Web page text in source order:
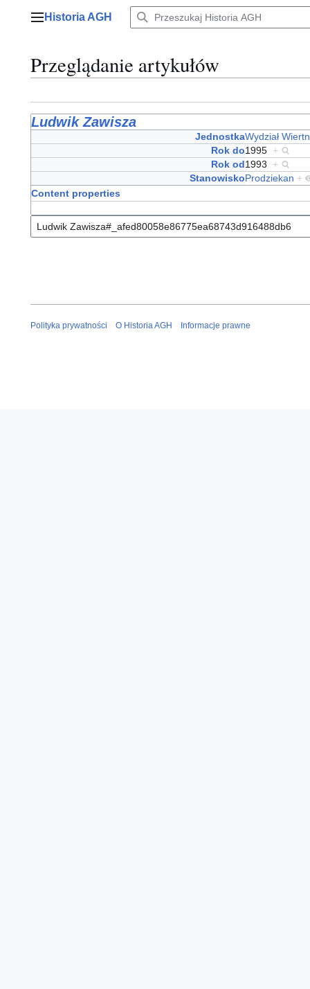
Menu główne
Historia AGH
Przeglądanie artykułów
Ludwik Zawisza
JednostkaWydział
Rok do1995 +
Rok od1993
+
StanowiskoProdziekan +
Content properties
Polityka prywatności O Historia AGH Informacje prawne